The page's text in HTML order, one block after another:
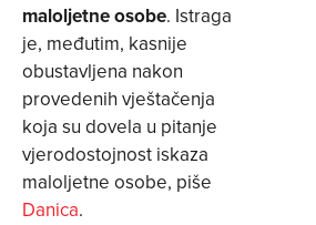
maloljetne osobe. Istraga
je, međutim, kasnije
obustavljena nakon
provedenih vještačenja
koja su dovela u pitanje
vjerodostojnost iskaza
maloljetne osobe, piše
Danica.